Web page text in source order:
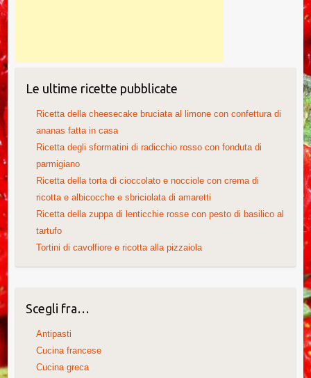
Le ultime ricette pubblicate
Ricetta della cheesecake bruciata al limone con confettura di
ananas fatta in casa
Ricetta degli sformatini di radicchio rosso con fonduta di
parmigiano
Ricetta della torta di cioccolato e nocciole con crema di
ricotta e albicocche e sbriciolata di amaretti
Ricetta della zuppa di lenticchie rosse con pesto di basilico al
tartufo
Tortini di cavolfiore e ricotta alla pizzaiola
Scegli fra…
Antipasti
Cucina francese
Cucina greca